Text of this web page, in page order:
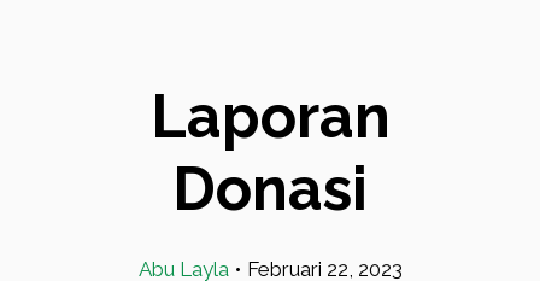
Laporan
Donasi
Abu Layla • Februari 22, 2023